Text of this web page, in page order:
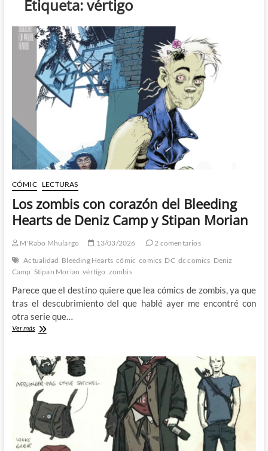
Etiqueta:vértigo
CÓMIC LECTURAS
Los zombis con corazón del Bleeding
Hearts de Deniz Camp y Stipan Morian
M'Rabo Mhulargo 13/03/2026
2 comentarios
Actualidad Bleeding Hearts cómic comics DC dc comics Deniz
Camp Stipan Morian vértigo zombis
Parece que el destino quiere que lea cómics de zombis, ya que
tras el descubrimiento del que hablé ayer me encontré con
otra serie que…
Ver másLos
corazón
del
Bleeding
Hearts
de
Deniz
Camp
Stipan